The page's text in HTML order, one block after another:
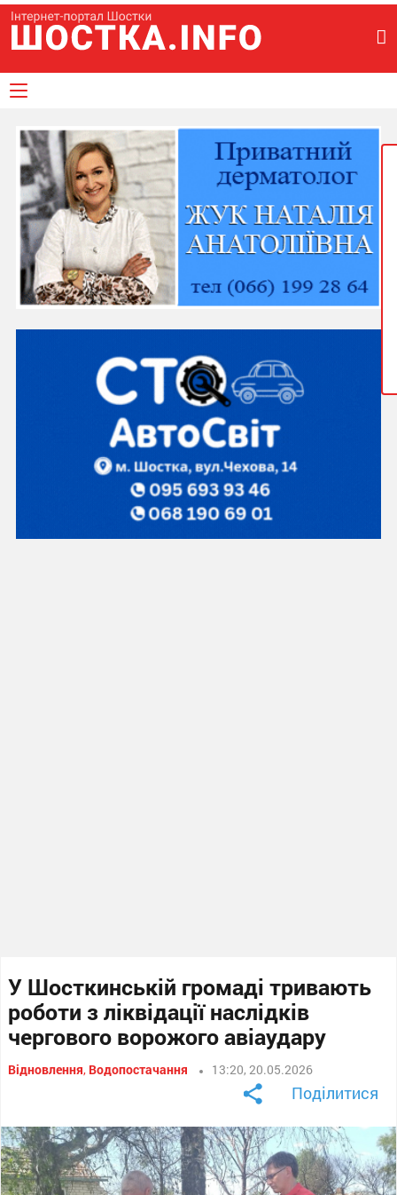
У Шосткинській громаді тривають
роботи з ліквідації наслідків
чергового ворожого авіаудару
Відновлення, Водопостачання 13:20, 20.05.2026
Поділитися